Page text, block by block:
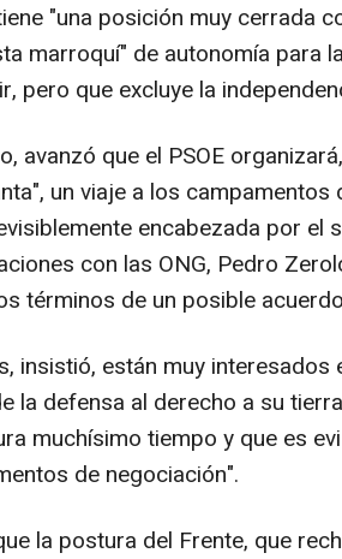
"una posición muy cerrada
marroquí" de autonomía para
pero que excluye la
avanzó que el PSOE
un viaje a los
encabezada por el
con las ONG, Pedro
términos de un posible
insistió, están muy interesados
la defensa al derecho a su
muchísimo tiempo y que es
de negociación".
la postura del Frente, que